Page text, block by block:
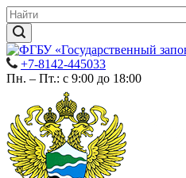
+7-8142-445033
Пн. – Пт.: с 9:00 до 18:00